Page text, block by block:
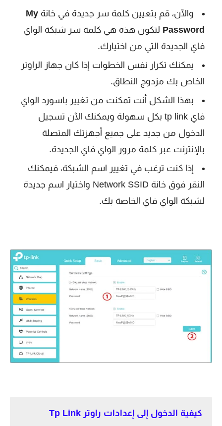
والآن، قم بتعيين كلمة سر جديدة في خانة My
Password لتكون هذه هي كلمة سر شبكة الواي
فاي الجديدة التي من اختيارك.
يمكنك تكرار نفس الخطوات إذا كان جهاز الراوتر
الخاص بك مزدوج النطاق.
بهذا الشكل أنت تمكنت من تغيير باسورد الواي
فاي tp link بكل سهولة ويمكنك الآن تسجيل
الدخول من جديد على جميع أجهزتك المتصلة
بالإنترنت عبر كلمة مرور الواي فاي الجديدة.
إذا كنت ترغب في تغيير اسم الشبكة، فيمكنك
النقر فوق خانة Network SSID واختيار اسم جديدة
لشبكة الواي فاي الخاصة بك.
كيفية الدخول إلى إعدادات راوتر Tp Link